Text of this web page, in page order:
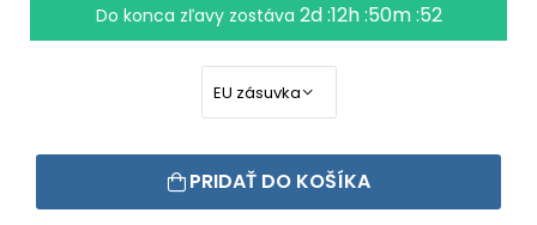
Do konca zľavy zostáva2d :12h :50m :51
PRIDAŤ DO KOŠÍKA